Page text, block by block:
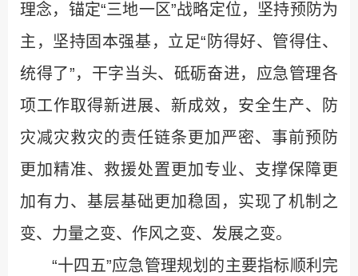
理念，锚定“三地一区”战略定位，坚持预防为
主，坚持固本强基，立足“防得好、管得住、
统得了”，干字当头、砥砺奋进，应急管理各
项工作取得新进展、新成效，安全生产、防
灾减灾救灾的责任链条更加严密、事前预防
更加精准、救援处置更加专业、支撑保障更
加有力、基层基础更加稳固，实现了机制之
变、力量之变、作风之变、发展之变。
“十四五”应急管理规划的主要指标顺利完